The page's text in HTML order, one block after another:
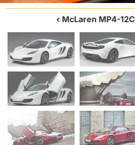
McLaren MP4-12C